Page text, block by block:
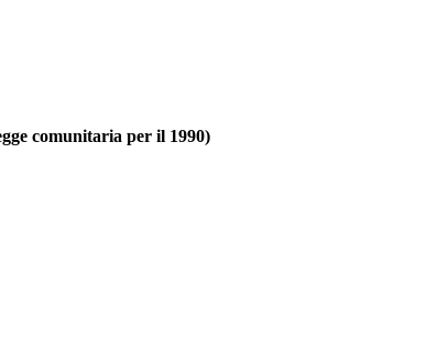
comunitaria per il 1990)